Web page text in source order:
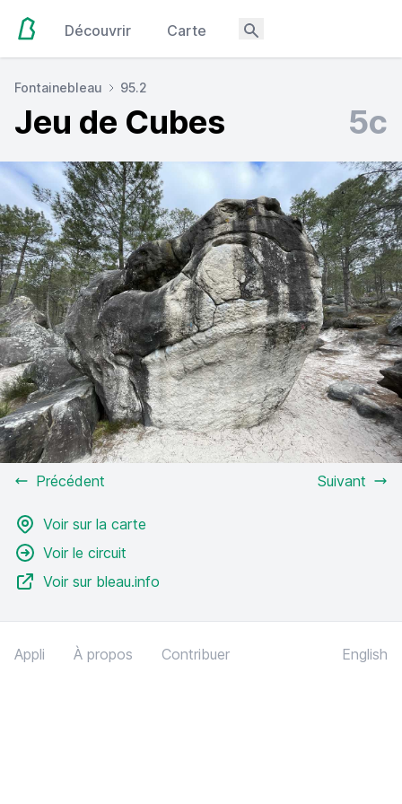
Découvrir Carte
Fontainebleau 95.2
Jeu de Cubes 5c
Précédent Suivant
Voir sur la carte
Voir le circuit
Voir sur bleau.info
Appli À propos Contribuer English